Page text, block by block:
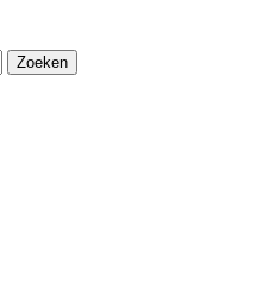
Zoeken